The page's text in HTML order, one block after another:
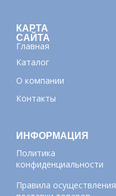
КАРТА
САЙТА
ИНФОРМАЦИЯ
Главная
Каталог
О компании
Контакты
Политика
конфиденциальности
Правила осуществления